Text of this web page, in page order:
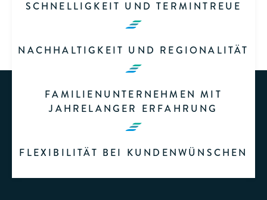
SCHNELLIGKEIT UND TERMINTREUE
NACHHALTIGKEIT UND REGIONALITÄT
FAMILIENUNTERNEHMEN MIT
JAHRELANGER ERFAHRUNG
FLEXIBILITÄT BEI KUNDENWÜNSCHEN